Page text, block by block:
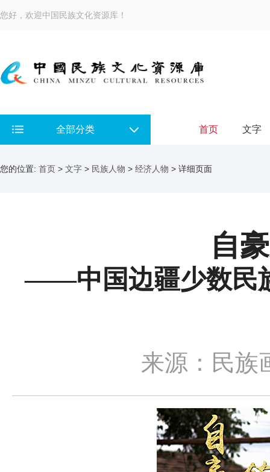
您好，欢迎中国民族文化资源库！
全部分类 首页 文字
您的位置: 首页 > 文字 > 民族人物 > 经济人物 > 详细页面
自
——中国边疆少数民
来源：民族